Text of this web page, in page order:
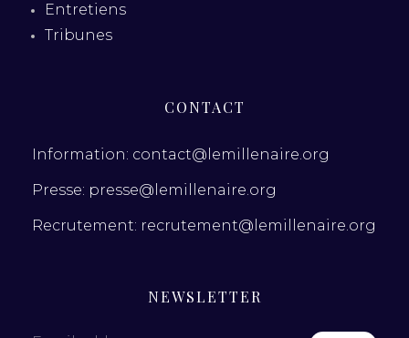
Entretiens
Tribunes
CONTACT
Information: contact@lemillenaire.org
Presse: presse@lemillenaire.org
Recrutement: recrutement@lemillenaire.org
NEWSLETTER